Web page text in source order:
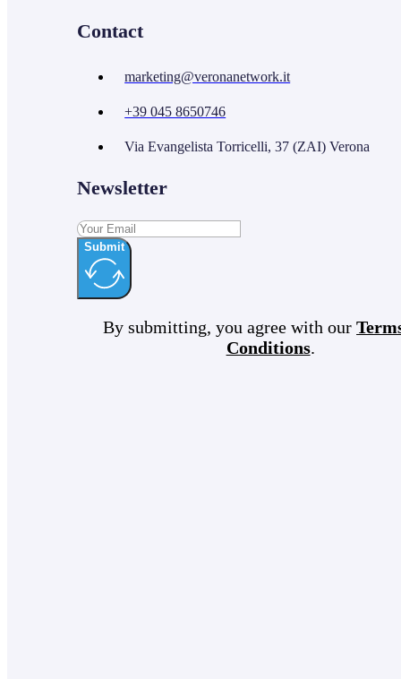
Contact
marketing@veronanetwork.it
+39 045 8650746
Via Evangelista Torricelli, 37 (ZAI) Verona
Newsletter
Submit
By submitting, you agree with our
Conditions.